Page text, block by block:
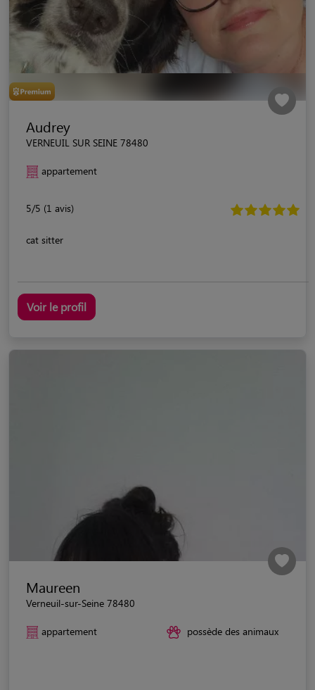
Audrey
VERNEUIL SUR SEINE 78480
appartement
5/5 (1 avis)
cat sitter
Voir le profil
Maureen
Verneuil-sur-Seine 78480
appartement possède des animaux